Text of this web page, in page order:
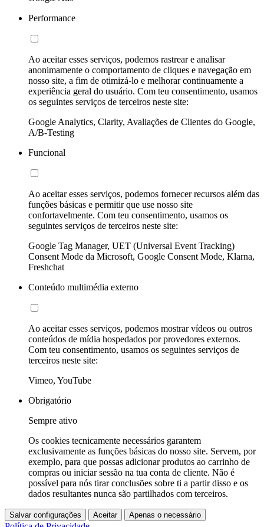
Performance
Ao aceitar esses serviços, podemos rastrear e analisar
anonimamente o comportamento de cliques e navegação em
nosso site, a fim de otimizá-lo e melhorar continuamente a
experiência geral do usuário. Com teu consentimento, usamos
os seguintes serviços de terceiros neste site:
Google Analytics, Clarity, Avaliações de Clientes do Google,
A/B-Testing
Funcional
Ao aceitar esses serviços, podemos fornecer recursos além das
funções básicas e permitir que use nosso site
confortavelmente. Com teu consentimento, usamos os
seguintes serviços de terceiros neste site:
Google Tag Manager, UET (Universal Event Tracking)
Consent Mode da Microsoft, Google Consent Mode, Klarna,
Freshchat
Conteúdo multimédia externo
Ao aceitar esses serviços, podemos mostrar vídeos ou outros
conteúdos de mídia hospedados por provedores externos.
Com teu consentimento, usamos os seguintes serviços de
terceiros neste site:
Vimeo, YouTube
Obrigatório
Sempre ativo
Os cookies tecnicamente necessários garantem
exclusivamente as funções básicas do nosso site. Servem, por
exemplo, para que possas adicionar produtos ao carrinho de
compras ou iniciar sessão na tua conta de cliente. Não é
possível para nós tirar conclusões sobre ti a partir disso e os
dados resultantes nunca são partilhados com terceiros.
Salvar configurações Aceitar Apenas o necessário